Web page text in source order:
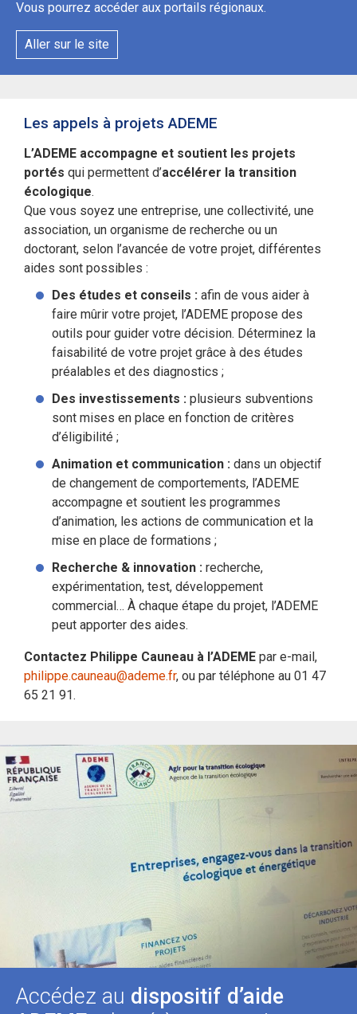
Vous pourrez accéder aux portails régionaux.
Aller sur le site
Les appels à projets ADEME
L’ADEME accompagne et soutient les projets
portés qui permettent d’accélérer la transition
écologique.
Que vous soyez une entreprise, une collectivité, une
association, un organisme de recherche ou un
doctorant, selon l’avancée de votre projet, différentes
aides sont possibles :
Des études et conseils : afin de vous aider à
faire mûrir votre projet, l’ADEME propose des
outils pour guider votre décision. Déterminez la
faisabilité de votre projet grâce à des études
préalables et des diagnostics ;
Des investissements : plusieurs subventions
sont mises en place en fonction de critères
d’éligibilité ;
Animation et communication : dans un objectif
de changement de comportements, l’ADEME
accompagne et soutient les programmes
d’animation, les actions de communication et la
mise en place de formations ;
Recherche & innovation : recherche,
expérimentation, test, développement
commercial… À chaque étape du projet, l’ADEME
peut apporter des aides.
Contactez Philippe Cauneau à l’ADEME par e-mail,
philippe.cauneau@ademe.fr, ou par téléphone au 01 47
65 21 91.
Accédez au dispositif d’aide